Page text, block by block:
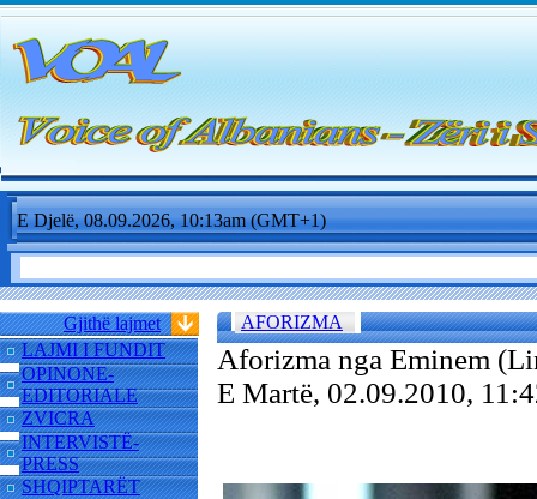
E Djelë, 08.09.2026, 10:13am (GMT+1)
Gjithë lajmet
LAJMI I FUNDIT
OPINONE-
EDITORIALE
ZVICRA
INTERVISTË-
PRESS
SHQIPTARËT
AFORIZMA
Aforizma nga Eminem
E Martë, 02.09.2010,